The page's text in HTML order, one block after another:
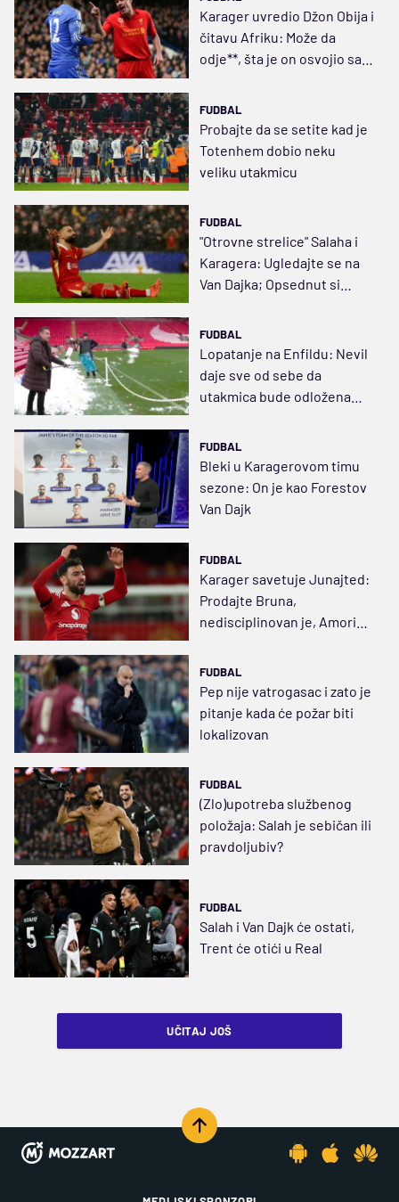
Karager uvredio Džon Obija i
čitavu Afriku: Može da
odje**, šta je on osvojio sa
FUDBAL
Probajte da se setite kad je
Totenhem dobio neku
veliku utakmicu
FUDBAL
"Otrovne strelice" Salaha i
Karagera: Ugledajte se na
Van Dajka; Opsednut si
FUDBAL
Lopatanje na Enfildu: Nevil
daje sve od sebe da
utakmica bude odložena
FUDBAL
Bleki u Karagerovom timu
sezone: On je kao Forestov
Van Dajk
FUDBAL
Karager savetuje Junajted:
Prodajte Bruna,
nedisciplinovan je, Amorim
FUDBAL
Pep nije vatrogasac i zato je
pitanje kada će požar biti
lokalizovan
FUDBAL
(Zlo)upotreba službenog
položaja: Salah je sebičan ili
pravdoljubiv?
FUDBAL
Salah i Van Dajk će ostati,
Trent će otići u Real
UČITAJ JOŠ